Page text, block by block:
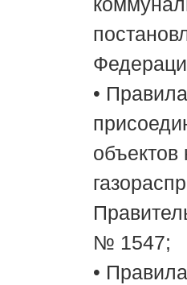
•
объектов
№ 1547;
•